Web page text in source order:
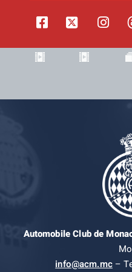
Automobile Club de
info@acm.mc–